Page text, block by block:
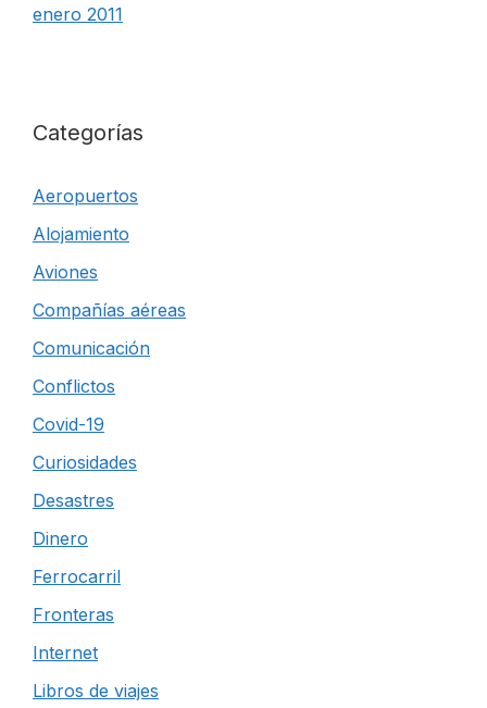
enero 2011
Categorías
Aeropuertos
Alojamiento
Aviones
Compañías aéreas
Comunicación
Conflictos
Covid-19
Curiosidades
Desastres
Dinero
Ferrocarril
Fronteras
Internet
Libros de viajes